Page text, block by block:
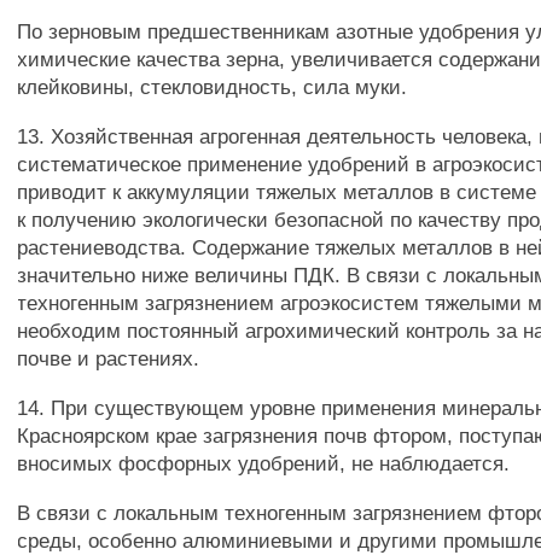
По зерновым предшественникам азотные удобрения
химические качества зерна, увеличивается
клейковины, стекловидность, сила муки.
13. Хозяйственная агрогенная деятельность
систематическое применение удобрений в
приводит к аккумуляции тяжелых металлов в
к получению экологически безопасной по качеству
растениеводства. Содержание тяжелых металлов в
значительно ниже величины ПДК. В связи с
техногенным загрязнением агроэкосистем тяжелыми
необходим постоянный агрохимический контроль за
почве и растениях.
14. При существующем уровне применения
Красноярском крае загрязнения почв фтором,
вносимых фосфорных удобрений, не наблюдается.
В связи с локальным техногенным загрязнением
среды, особенно алюминиевыми и другими